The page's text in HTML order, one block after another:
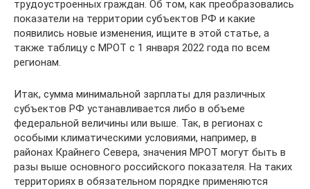
трудоустроенных граждан. Об том, как преобразовались
показатели на территории субъектов РФ и какие
появились новые изменения, ищите в этой статье, а
также таблицу с МРОТ с 1 января 2022 года по всем
регионам.
Итак, сумма минимальной зарплаты для различных
субъектов РФ устанавливается либо в объеме
федеральной величины или выше. Так, в регионах с
особыми климатическими условиями, например, в
районах Крайнего Севера, значения МРОТ могут быть в
разы выше основного российского показателя. На таких
территориях в обязательном порядке применяются